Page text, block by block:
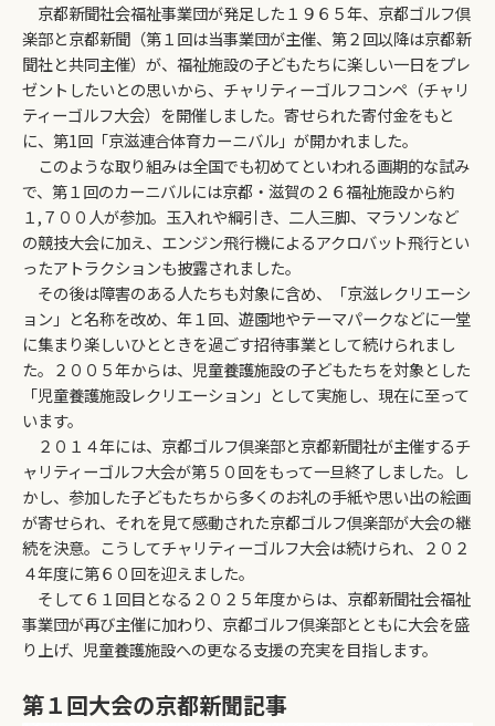
京都新聞社会福祉事業団が発足した１９６５年、京都ゴルフ倶
楽部と京都新聞（第１回は当事業団が主催、第２回以降は京都新
聞社と共同主催）が、福祉施設の子どもたちに楽しい一日をプレ
ゼントしたいとの思いから、チャリティーゴルフコンペ（チャリ
ティーゴルフ大会）を開催しました。寄せられた寄付金をもと
に、第1回「京滋連合体育カーニバル」が開かれました。
このような取り組みは全国でも初めてといわれる画期的な試み
で、第１回のカーニバルには京都・滋賀の２６福祉施設から約
１,７００人が参加。玉入れや綱引き、二人三脚、マラソンなど
の競技大会に加え、エンジン飛行機によるアクロバット飛行とい
ったアトラクションも披露されました。
その後は障害のある人たちも対象に含め、「京滋レクリエーシ
ョン」と名称を改め、年１回、遊園地やテーマパークなどに一堂
に集まり楽しいひとときを過ごす招待事業として続けられまし
た。２００５年からは、児童養護施設の子どもたちを対象とした
「児童養護施設レクリエーション」として実施し、現在に至って
います。
２０１４年には、京都ゴルフ倶楽部と京都新聞社が主催するチ
ャリティーゴルフ大会が第５０回をもって一旦終了しました。し
かし、参加した子どもたちから多くのお礼の手紙や思い出の絵画
が寄せられ、それを見て感動された京都ゴルフ倶楽部が大会の継
続を決意。こうしてチャリティーゴルフ大会は続けられ、２０２
４年度に第６０回を迎えました。
そして６１回目となる２０２５年度からは、京都新聞社会福祉
事業団が再び主催に加わり、京都ゴルフ倶楽部とともに大会を盛
り上げ、児童養護施設への更なる支援の充実を目指します。
第１回大会の京都新聞記事